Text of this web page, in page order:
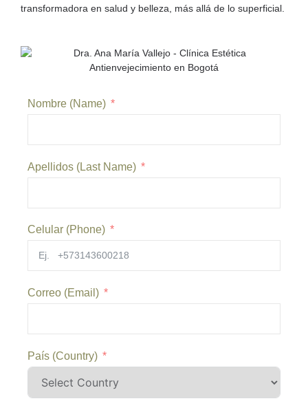
transformadora en salud y belleza, más allá de lo superficial.
Nombre (Name)
Apellidos (Last Name)
Celular (Phone)
Correo (Email)
País (Country)